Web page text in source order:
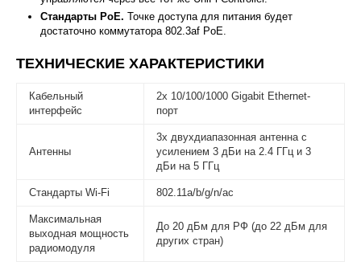
Стандарты PoE. Точке доступа для питания будет
достаточно коммутатора 802.3af PoE.
ТЕХНИЧЕСКИЕ ХАРАКТЕРИСТИКИ
Кабельный
интерфейс
2x 10/100/1000 Gigabit Ethernet-
порт
Антенны
3x двухдиапазонная антенна с
усилением 3 дБи на 2.4 ГГц и 3
дБи на 5 ГГц
Стандарты Wi-Fi 802.11a/b/g/n/ac
Максимальная
выходная мощность
радиомодуля
До 20 дБм для РФ (до 22 дБм для
других стран)